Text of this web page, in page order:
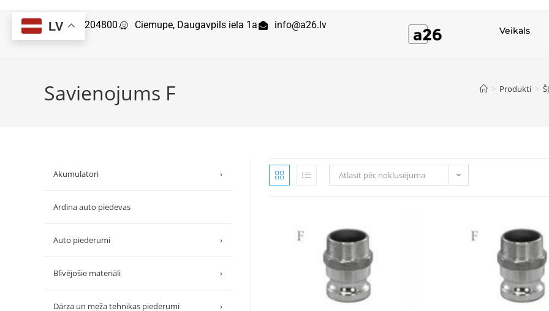
29204800 Ciemupe, Daugavpils iela 1a info@a26.lv Veikals
Savienojums F > Produkti >
Atlasīt pēc noklusējuma
Akumulatori ›
Ardina auto piedevas
Auto piederumi ›
Blīvējošie materiāli ›
Dārza un meža tehnikas piederumi ›
LV